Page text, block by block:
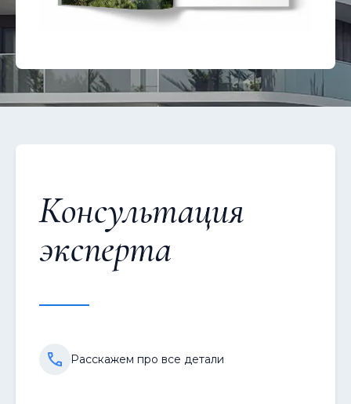
Консультация
эксперта
Расскажем про все детали